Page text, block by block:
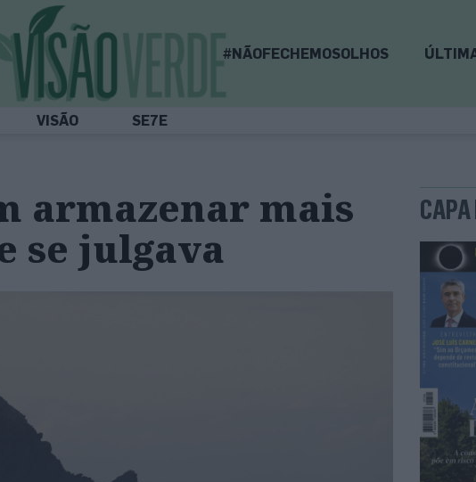
#NÃOFECHEMOSOLHOS
VISÃO SE7E
armazenar mais
se julgava
CAPA